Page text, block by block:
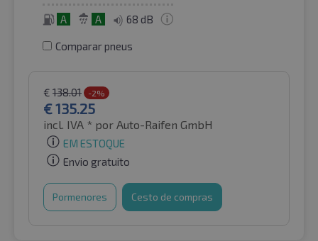
A A 68 dB
Comparar pneus
€ 138.01 -2%
€135.25
incl. IVA * por Auto-Raifen GmbH
EM ESTOQUE
Envio gratuito
Pormenores Cesto de compras